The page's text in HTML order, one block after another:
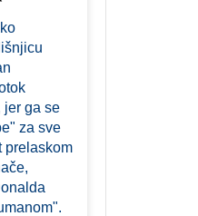
jer ga se
za sve
prelaskom